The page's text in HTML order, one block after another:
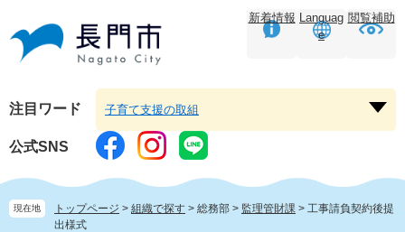
頭
す。
飛
し
本
文
へ
新着情報 Languag
e
閲覧補助
注目ワード
ー
を
子育て支援の取組
公式SNS
現在地 トップページ > 組織で探す > 総務部 > 監理管財課 > 工事請負契約後提
出様式